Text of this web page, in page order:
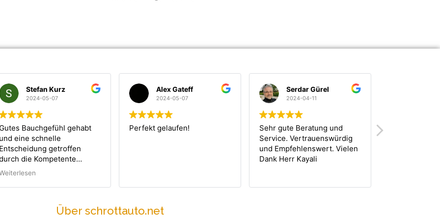
Kurz
05-07
gehabt
schnelle
getroffen
Kompetente
von Herrn Kayali.
Alex Gateff
2024-05-07
Perfekt gelaufen!
Serdar Gürel
2024-04-11
Sehr gute Beratung und
Service. Vertrauenswürdig
und Empfehlenswert. Vielen
Dank Herr Kayali
Schnell und
nach einem kurzen
Über schrottauto.net